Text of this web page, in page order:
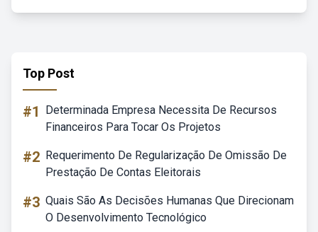
Top Post
#1
Determinada Empresa Necessita De Recursos
Financeiros Para Tocar Os Projetos
#2 Requerimento De Regularização De Omissão De
Prestação De Contas Eleitorais
#3 Quais São As Decisões Humanas Que Direcionam
O Desenvolvimento Tecnológico